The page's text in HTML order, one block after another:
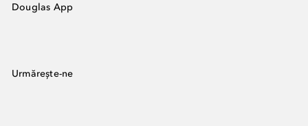
Douglas App
Urmărește-ne